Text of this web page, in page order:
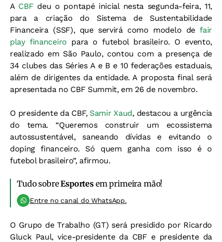
ACBF deu o pontapé inicial nesta segunda-feira, 11,
para a criação do Sistema de Sustentabilidade
Financeira (SSF), que servirá como modelo defair
play financeiro para o futebol brasileiro. O evento,
realizado em São Paulo, contou com a presença de
34 clubes das Séries A e B e 10 federações estaduais,
além de dirigentes da entidade. A proposta final será
apresentada no CBF Summit, em 26 de novembro.
O presidente da CBF, Samir Xaud, destacou a urgência
do tema. “Queremos construir um ecossistema
autossustentável, saneando dívidas e evitando o
doping financeiro. Só quem ganha com isso é o
futebol brasileiro”, afirmou.
Tudo sobreEsportesem primeira mão!
Entre no canal do WhatsApp.
O Grupo de Trabalho (GT) será presidido por Ricardo
Gluck Paul, vice-presidente da CBF e presidente da